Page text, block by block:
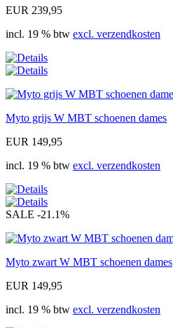
EUR 239,95
incl. 19 % btw excl. verzendkosten
Myto grijs W MBT schoenen dames
EUR 149,95
incl. 19 % btw excl. verzendkosten
SALE -21.1%
Myto zwart W MBT schoenen dames
EUR 149,95
incl. 19 % btw excl. verzendkosten